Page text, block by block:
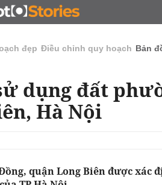
- ĐẤU THẦU KINH DOANH
đẹp Điều chỉnh quy hoạch Bản
dụng đất
Hà Nội
quận Long Biên được xác